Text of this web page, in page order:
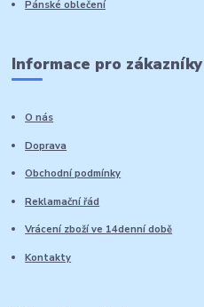
Pánské oblečení
Informace pro zákazníky
O nás
Doprava
Obchodní podmínky
Reklamační řád
Vrácení zboží ve 14denní době
Kontakty